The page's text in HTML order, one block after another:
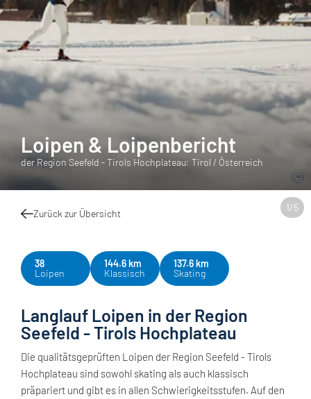
1/5
Loipen & Loipenbericht
der Region Seefeld - Tirols Hochplateau: Tirol / Österreich
Zurück zur Übersicht
38
Loipen
144.6 km
Klassisch
137.6 km
Skating
Langlauf Loipen in der Region
Seefeld - Tirols Hochplateau
Die qualitätsgeprüften Loipen der Region Seefeld - Tirols
Hochplateau sind sowohl skating als auch klassisch
präpariert und gibt es in allen Schwierigkeitsstufen. Auf den